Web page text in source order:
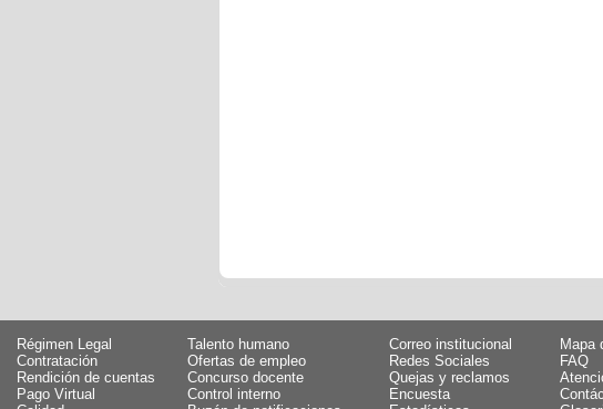
Régimen Legal
Talento humano
Contratación
Ofertas de empleo
Rendición de cuentas
Concurso docente
Pago Virtual
Control interno
Correo institucional
Mapa
Redes Sociales
FAQ
Quejas y reclamos
Encuesta